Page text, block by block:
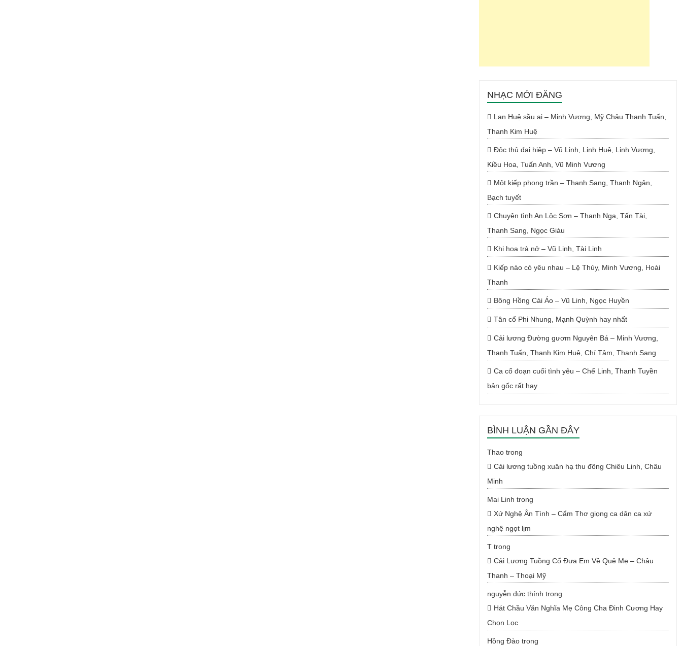
NHẠC MỚI ĐĂNG
Lan Huệ sầu ai – Minh Vương, Mỹ Châu Thanh Tuấn,
Thanh Kim Huệ
Độc thủ đại hiệp – Vũ Linh, Linh Huệ, Linh Vương,
Kiều Hoa, Tuấn Anh, Vũ Minh Vương
Một kiếp phong trần – Thanh Sang, Thanh Ngân,
Bạch tuyết
Chuyện tình An Lộc Sơn – Thanh Nga, Tấn Tài,
Thanh Sang, Ngọc Giàu
Khi hoa trà nở – Vũ Linh, Tài Linh
Kiếp nào có yêu nhau – Lệ Thủy, Minh Vương, Hoài
Thanh
Bông Hồng Cài Áo – Vũ Linh, Ngọc Huyền
Tân cổ Phi Nhung, Mạnh Quỳnh hay nhất
Cải lương Đường gươm Nguyên Bá – Minh Vương,
Thanh Tuấn, Thanh Kim Huệ, Chí Tâm, Thanh Sang
Ca cổ đoạn cuối tình yêu – Chế Linh, Thanh Tuyền
bản gốc rất hay
BÌNH LUẬN GẦN ĐÂY
Thaotrong
Cải lương tuồng xuân hạ thu đông Chiêu Linh, Châu
Minh
Mai Linh trong
Xứ Nghệ Ân Tình – Cẩm Thơ giọng ca dân ca xứ
nghệ ngọt lịm
Ttrong
Cải Lương Tuồng Cổ Đưa Em Về Quê Mẹ – Châu
Thanh – Thoại Mỹ
nguyễn đức thính trong
Hát Chầu Văn Nghĩa Mẹ Công Cha Đinh Cương Hay
Chọn Lọc
Hồng Đàotrong